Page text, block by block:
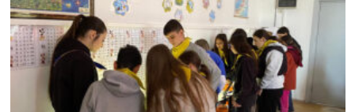
Program
Normal din
Pecineaga
a
gazda
proiectului